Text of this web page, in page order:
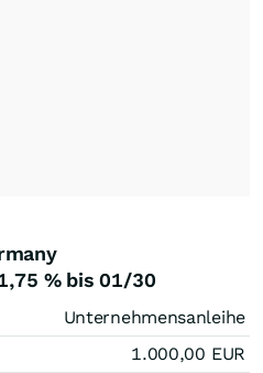
% bis 01/30
Unternehmensanleihe
1.000,00 EUR